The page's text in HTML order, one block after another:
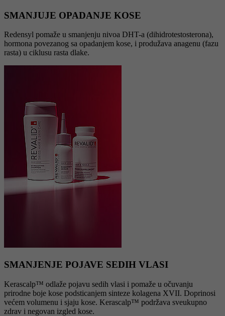
SMANJUJE OPADANJE KOSE
Redensyl pomaže u smanjenju nivoa DHT-a (dihidrotestosterona),
hormona povezanog sa opadanjem kose, i produžava anagenu (fazu
rasta) u ciklusu rasta dlake.
SMANJENJE POJAVE SEDIH VLASI
Kerascalp™ odlaže pojavu sedih vlasi i pomaže u očuvanju
prirodne boje kose podsticanjem sinteze kolagena XVII. Doprinosi
većem volumenu i sjaju kose. Kerascalp™ podržava sveukupno
zdrav i negovan izgled kose.